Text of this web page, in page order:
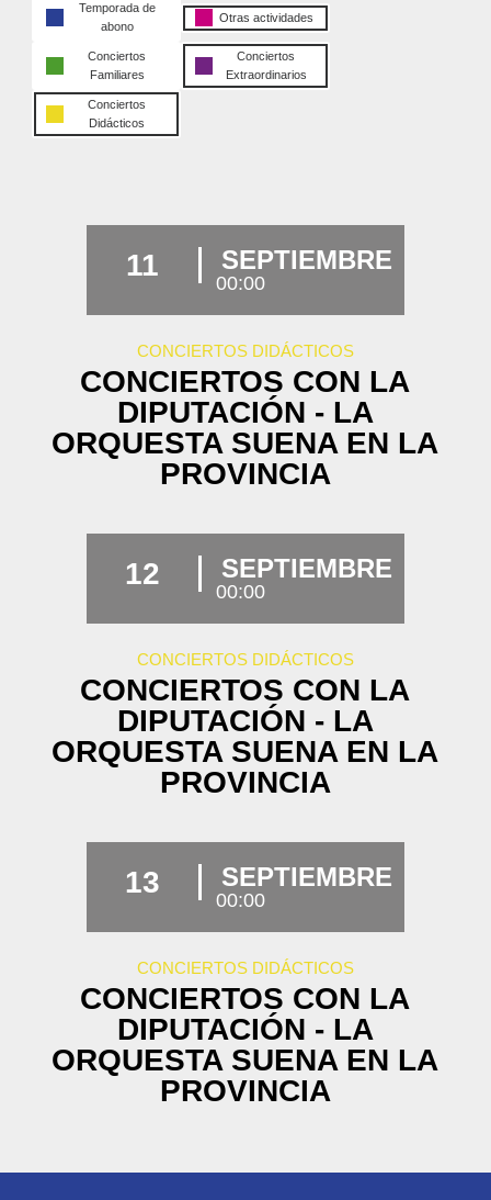
Temporada de
abono
Otras actividades
Conciertos
Familiares
Conciertos
Extraordinarios
Conciertos
Didácticos
11 SEPTIEMBRE
00:00
CONCIERTOS DIDÁCTICOS
CONCIERTOS CON LA
DIPUTACIÓN - LA
ORQUESTA SUENA EN LA
PROVINCIA
12 SEPTIEMBRE
00:00
CONCIERTOS DIDÁCTICOS
CONCIERTOS CON LA
DIPUTACIÓN - LA
ORQUESTA SUENA EN LA
PROVINCIA
13 SEPTIEMBRE
00:00
CONCIERTOS DIDÁCTICOS
CONCIERTOS CON LA
DIPUTACIÓN - LA
ORQUESTA SUENA EN LA
PROVINCIA